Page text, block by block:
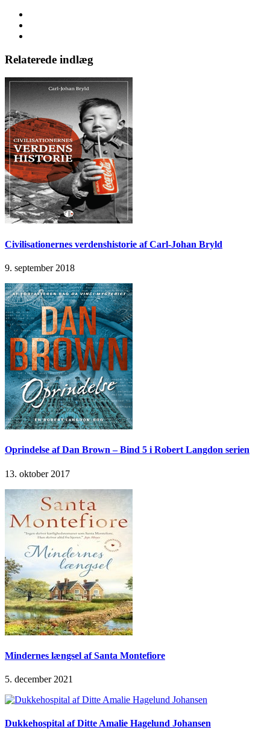
Relaterede indlæg
Civilisationernes verdenshistorie af Carl-Johan Bryld
9. september 2018
Oprindelse af Dan Brown – Bind 5 i Robert Langdon serien
13. oktober 2017
Mindernes længsel af Santa Montefiore
5. december 2021
Dukkehospital af Ditte Amalie Hagelund Johansen